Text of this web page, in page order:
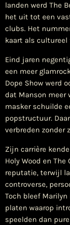
landen werd The
het uit tot een
clubs. Het
kaart als cultureel
Eind jaren
een meer
Dope Show werd
dat Manson meer
masker schuilde
popstructuur.
verbreden zonder
Zijn carrière
Holy Wood en
reputatie, terwijl
controverse,
Toch bleef
platen waarop
speelden dan